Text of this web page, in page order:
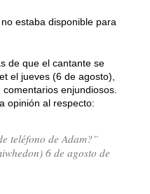
estaba disponible para
de que el cantante se
el jueves (6 de agosto),
enjundiosos.
opinión al respecto:
teléfono de Adam?”
6 de agosto de